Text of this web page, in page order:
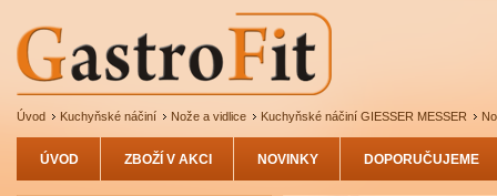
Úvod Kuchyňské náčiní Nože a vidlice Kuchyňské náčiní GIESSER MESSER
ÚVOD ZBOŽÍ V AKCI NOVINKY DOPORUČUJEME